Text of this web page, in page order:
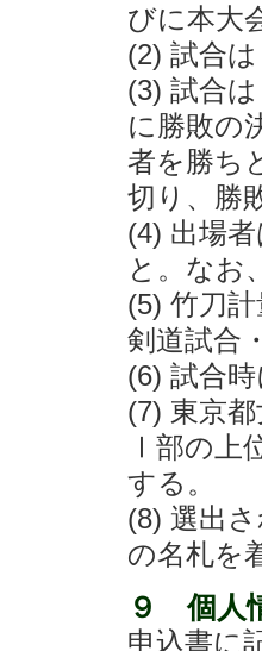
びに本大
(2) 試合
(3) 試合
に勝敗の
者を勝ち
切り、勝
(4) 出場
と。なお
(5) 竹刀
剣道試合
(6) 試合
(7) 東京
Ⅰ部の上
する。
(8) 選出
の名札を
９ 個人
申込書に